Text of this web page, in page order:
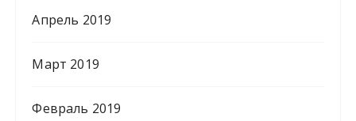
Апрель 2019
Март 2019
Февраль 2019